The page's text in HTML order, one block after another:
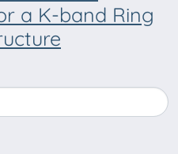
a K-band Ring